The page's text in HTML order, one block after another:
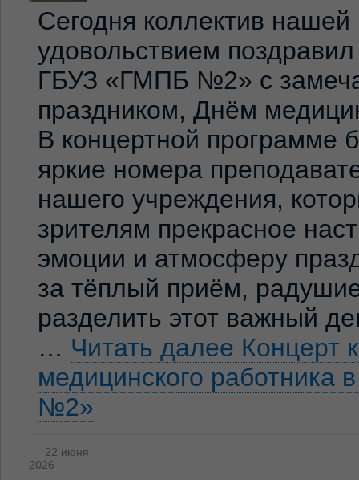
Сегодня коллектив
удовольствием
ГБУЗ «ГМПБ №2» с
праздником, Днём
В концертной программе
яркие номера
нашего учреждения,
зрителям прекрасное
эмоции и атмосферу
за тёплый приём,
разделить этот важный
… Читать далее Концерт
медицинского
№2»
22 июня
2026